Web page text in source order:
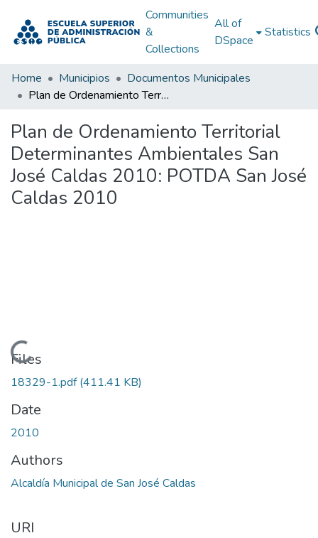
Communities
&
Collections
All of
DSpace
Statistics
Home Municipios
Documentos Municipales
Plan de Ordenamiento Territorial Determinantes Ambientales San José Caldas 2010: POTDA San José Caldas 2010
Plan de Ordenamiento Territorial
Determinantes Ambientales San
José Caldas 2010: POTDA San José
Caldas 2010
Loading...
Files
18329-1.pdf(411.41 KB)
Date
2010
Authors
Alcaldía Municipal de San José Caldas
URI